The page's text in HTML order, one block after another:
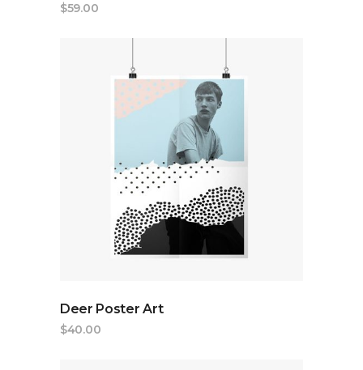
$59.00
ADD TO CART
Deer Poster Art
$40.00